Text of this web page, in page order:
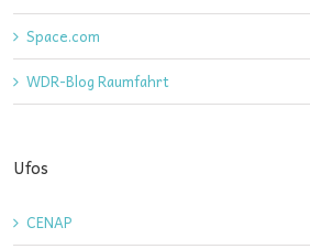
Space.com
WDR-Blog Raumfahrt
Ufos
CENAP